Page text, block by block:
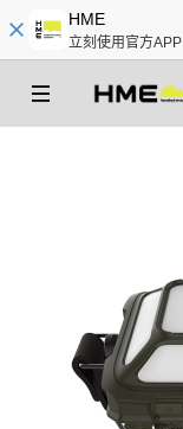
HME
立刻使用官方APP